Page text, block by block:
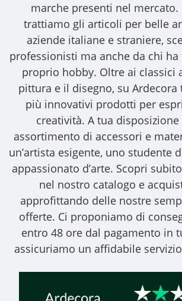
marche presenti nel mercato.
trattiamo gli articoli per belle
aziende italiane e straniere,
professionisti ma anche da chi ha
proprio hobby. Oltre ai classici
pittura e il disegno, su
più innovativi prodotti per
creatività. A tua
assortimento di accessori e
un’artista esigente, uno studente
appassionato d’arte. Scopri
nel nostro catalogo e
approfittando delle nostre
offerte. Ci proponiamo di
entro 48 ore dal pagamento in
assicuriamo un affidabile